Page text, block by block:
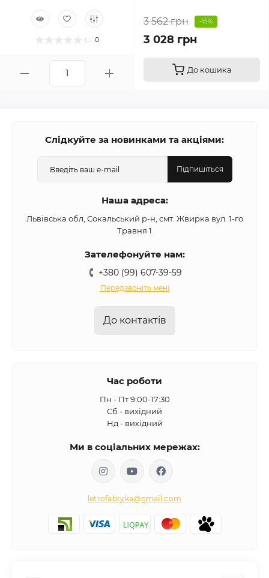
0
3 562 грн -15%
3 028 грн
До кошика
Слідкуйте за новинками та акціями:
Підпишіться
Наша адреса:
Львівська обл, Сокальський р-н, смт. Жвирка вул. 1-го
Травня 1
Зателефонуйте нам:
+380 (99) 607-39-59
Передзвоніть мені
До контактів
Час роботи
Пн - Пт 9:00-17:30
Сб - вихідний
Нд - вихідний
Ми в соціальних мережах:
letrofabryka@gmail.com